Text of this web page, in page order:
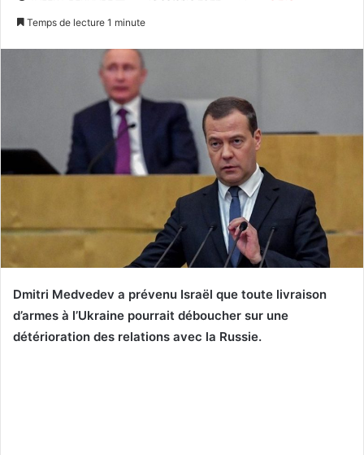
Temps de lecture 1 minute
Dmitri Medvedev a prévenu Israël que toute livraison
d’armes à l’Ukraine pourrait déboucher sur une
détérioration des relations avec la Russie.